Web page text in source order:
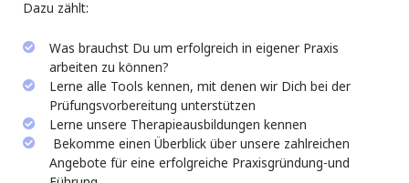
Dazu zählt:
Was brauchst Du um erfolgreich in eigener Praxis
arbeiten zu können?
Lerne alle Tools kennen, mit denen wir Dich bei der
Prüfungsvorbereitung unterstützen
Lerne unsere Therapieausbildungen kennen
Bekomme einen Überblick über unsere zahlreichen
Angebote für eine erfolgreiche Praxisgründung-und